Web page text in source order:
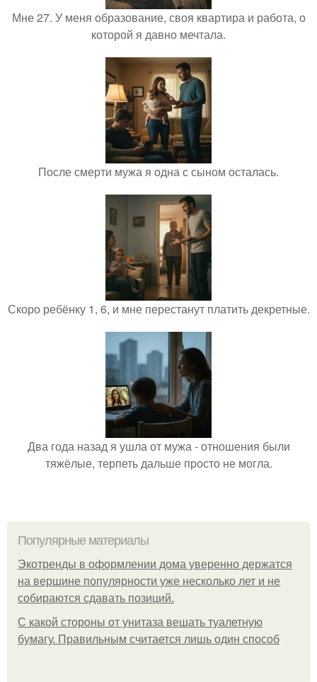
Мне 27. У меня образование, своя квартира и работа, о
которой я давно мечтала.
После смерти мужа я одна с сыном осталась.
Скоро ребёнку 1, 6, и мне перестанут платить декретные.
Два года назад я ушла от мужа - отношения были
тяжёлые, терпеть дальше просто не могла.
Популярные материалы
Экотренды в оформлении дома уверенно держатся
на вершине популярности уже несколько лет и не
собираются сдавать позиций.
С какой стороны от унитаза вешать туалетную
бумагу. Правильным считается лишь один способ